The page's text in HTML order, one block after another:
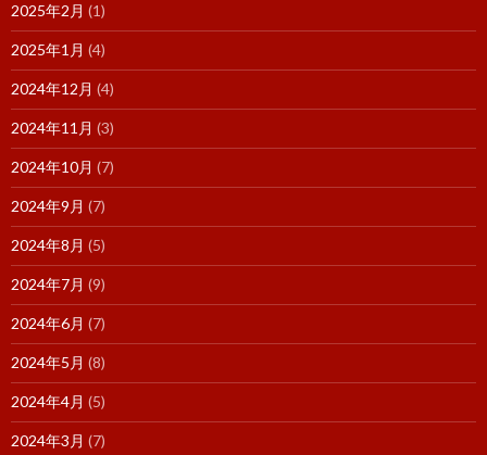
2025年2月 (1)
2025年1月 (4)
2024年12月 (4)
2024年11月 (3)
2024年10月 (7)
2024年9月 (7)
2024年8月 (5)
2024年7月 (9)
2024年6月 (7)
2024年5月 (8)
2024年4月 (5)
2024年3月 (7)